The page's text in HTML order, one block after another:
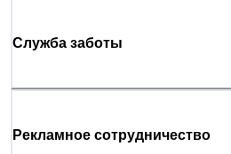
Служба заботы
Рекламное сотрудничество